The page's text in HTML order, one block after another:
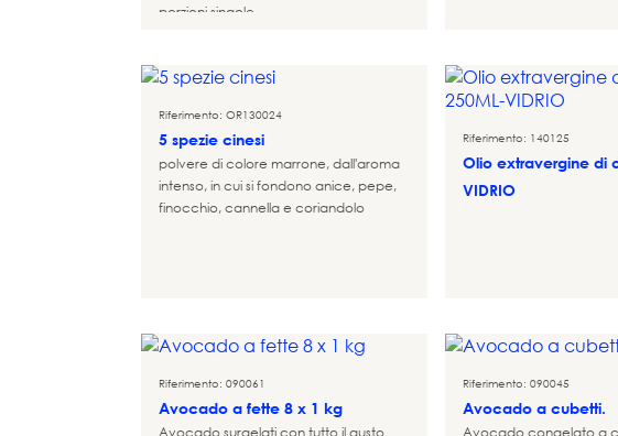
porzioni singole.
Riferimento: OR130024
5 spezie cinesi
polvere di colore marrone, dall'aroma
intenso, in cui si fondono anice, pepe,
finocchio, cannella e coriandolo
Riferimento: 140125
Olio extravergine di
VIDRIO
Riferimento: 090061
Avocado a fette 8 x 1 kg
Avocado surgelati con tutto il gusto
Riferimento: 090045
Avocado a cubetti.
Avocado congelato a